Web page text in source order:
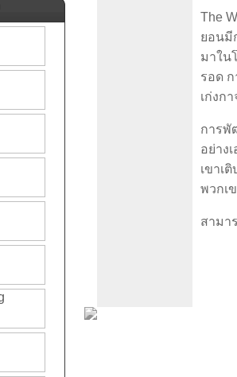
The
ยอนมี
มาใน
รอด
เก่งก
การพั
อย่าง
เขาเ
พวกเ
สามา